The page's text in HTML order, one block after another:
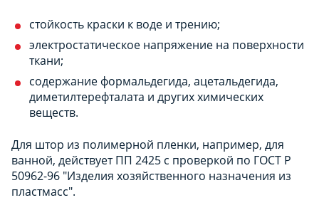
стойкость краски к воде и трению;
электростатическое напряжение на поверхности
ткани;
содержание формальдегида, ацетальдегида,
диметилтерефталата и других химических
веществ.
Для штор из полимерной пленки, например, для
ванной, действует ПП 2425 с проверкой по ГОСТ Р
50962-96 "Изделия хозяйственного назначения из
пластмасс".